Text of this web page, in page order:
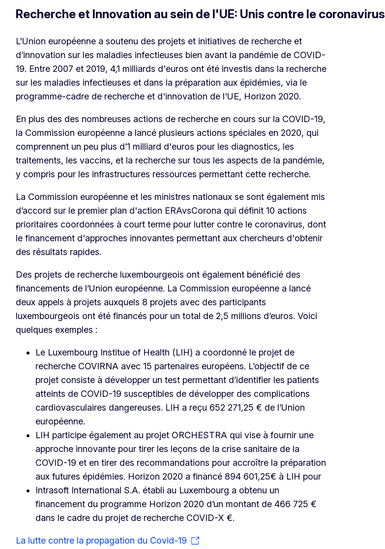
Recherche et Innovation au sein de l'UE: Unis contre le coronavirus
L'Union européenne a soutenu des projets et initiatives de recherche et
d’innovation sur les maladies infectieuses bien avant la pandémie de COVID-
19. Entre 2007 et 2019, 4,1 milliards d'euros ont été investis dans la recherche
sur les maladies infectieuses et dans la préparation aux épidémies, via le
programme-cadre de recherche et d'innovation de l'UE, Horizon 2020.
En plus des des nombreuses actions de recherche en cours sur la COVID-19,
la Commission européenne a lancé plusieurs actions spéciales en 2020, qui
comprennent un peu plus d’1 milliard d'euros pour les diagnostics, les
traitements, les vaccins, et la recherche sur tous les aspects de la pandémie,
y compris pour les infrastructures ressources permettant cette recherche.
La Commission européenne et les ministres nationaux se sont également mis
d’accord sur le premier plan d'action ERAvsCorona qui définit 10 actions
prioritaires coordonnées à court terme pour lutter contre le coronavirus, dont
le financement d'approches innovantes permettant aux chercheurs d'obtenir
des résultats rapides.
Des projets de recherche luxembourgeois ont également bénéficié des
financements de l’Union européenne. La Commission européenne a lancé
deux appels à projets auxquels 8 projets avec des participants
luxembourgeois ont été financés pour un total de 2,5 millions d’euros. Voici
quelques exemples :
Le Luxembourg Institue of Health (LIH) a coordonné le projet de
recherche COVIRNA avec 15 partenaires européens. L’objectif de ce
projet consiste à développer un test permettant d’identifier les patients
atteints de COVID-19 susceptibles de développer des complications
cardiovasculaires dangereuses. LIH a reçu 652 271,25 € de l’Union
européenne.
LIH participe également au projet ORCHESTRA qui vise à fournir une
approche innovante pour tirer les leçons de la crise sanitaire de la
COVID-19 et en tirer des recommandations pour accroître la préparation
aux futures épidémies. Horizon 2020 a financé 894 601,25€ à LIH pour
Intrasoft International S.A. établi au Luxembourg a obtenu un
financement du programme Horizon 2020 d’un montant de 466 725 €
dans le cadre du projet de recherche COVID-X €.
La lutte contre la propagation du Covid-19